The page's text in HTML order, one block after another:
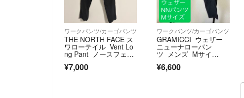
ワークパンツ/カーゴパンツ
THE NORTH FACE ス
ワローテイル Vent Lo
ng Pant ノースフェイ
ージーパンツ
¥7,000
ワークパンツ/カーゴパンツ
GRAMICCI ウェザー
ニューナローパン
ツ メンズ Mサイ
¥6,600